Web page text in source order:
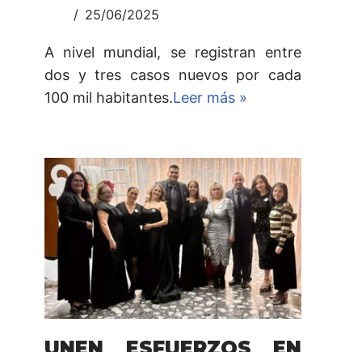
25/06/2025
A nivel mundial, se registran entre
dos y tres casos nuevos por cada
100 mil habitantes.Leer más »